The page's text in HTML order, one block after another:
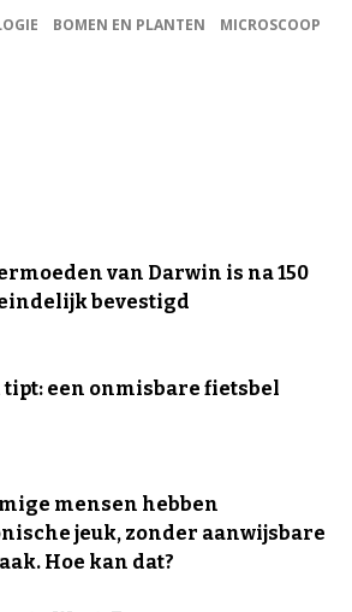
BOMEN EN PLANTEN
MICROSCOOP
van Darwin is na 150
bevestigd
tipt: een onmisbare fietsbel
mensen hebben
jeuk, zonder aanwijsbare
Hoe kan dat?